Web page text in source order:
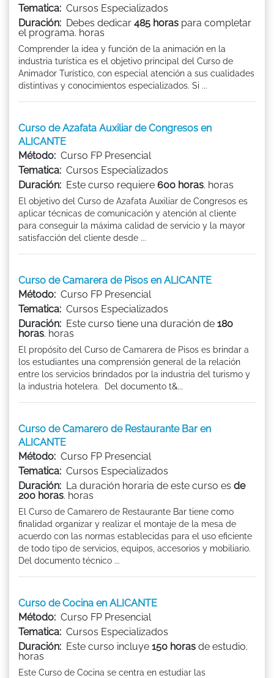
Tematica: Cursos Especializados
Duración: Debes dedicar 485 horas para completar
el programa. horas
Comprender la idea y función de la animación en la
industria turística es el objetivo principal del Curso de
Animador Turístico, con especial atención a sus cualidades
distintivas y conocimientos especializados. Si ...
Curso de Azafata Auxiliar de Congresos en
ALICANTE
Método: Curso FP Presencial
Tematica: Cursos Especializados
Duración: Este curso requiere 600 horas. horas
El objetivo del Curso de Azafata Auxiliar de Congresos es
aplicar técnicas de comunicación y atención al cliente
para conseguir la máxima calidad de servicio y la mayor
satisfacción del cliente desde ...
Curso de Camarera de Pisos en ALICANTE
Método: Curso FP Presencial
Tematica: Cursos Especializados
Duración: Este curso tiene una duración de 180
horas. horas
El propósito del Curso de Camarera de Pisos es brindar a
los estudiantes una comprensión general de la relación
entre los servicios brindados por la industria del turismo y
la industria hotelera. Del documento t&...
Curso de Camarero de Restaurante Bar en
ALICANTE
Método: Curso FP Presencial
Tematica: Cursos Especializados
Duración: La duración horaria de este curso es de
200 horas. horas
El Curso de Camarero de Restaurante Bar tiene como
finalidad organizar y realizar el montaje de la mesa de
acuerdo con las normas establecidas para el uso eficiente
de todo tipo de servicios, equipos, accesorios y mobiliario.
Del documento técnico ...
Curso de Cocina en ALICANTE
Método: Curso FP Presencial
Tematica: Cursos Especializados
Duración: Este curso incluye 150 horas de estudio.
horas
Este Curso de Cocina se centra en estudiar las